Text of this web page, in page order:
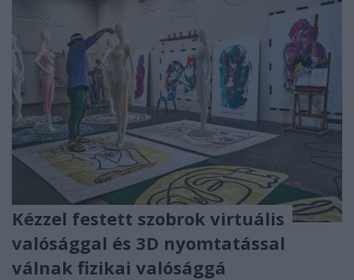
Kézzel festett szobrok virtuális
valósággal és 3D nyomtatással
válnak fizikai valósággá